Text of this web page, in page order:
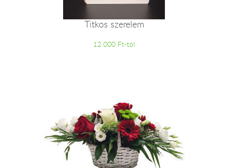
Titkos szerelem
12 000 Ft-tól